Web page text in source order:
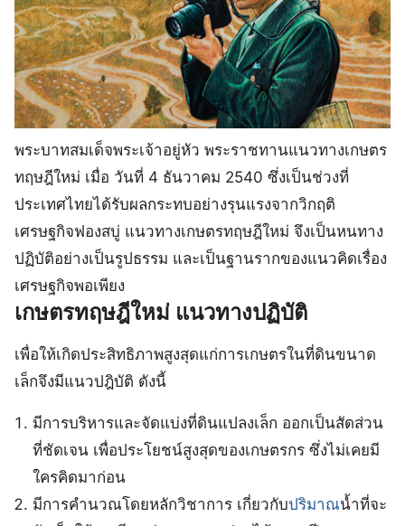
พระบาทสมเด็จพระเจ้าอยู่หัว พระราชทานแนวทางเกษตร
ทฤษฎีใหม่ เมื่อ วันที่ 4 ธันวาคม 2540 ซึ่งเป็นช่วงที่
ประเทศไทยได้รับผลกระทบอย่างรุนแรงจากวิกฤติ
เศรษฐกิจฟองสบู่ แนวทางเกษตรทฤษฎีใหม่ จึงเป็นหนทาง
ปฏิบัติอย่างเป็นรูปธรรม และเป็นฐานรากของแนวคิดเรื่อง
เศรษฐกิจพอเพียง
เกษตรทฤษฎีใหม่ แนวทางปฏิบัติ
เพื่อให้เกิดประสิทธิภาพสูงสุดแก่การเกษตรในที่ดินขนาด
เล็กจึงมีแนวปฎิบัติ ดังนี้
มีการบริหารและจัดแบ่งที่ดินแปลงเล็ก ออกเป็นสัดส่วน
ที่ชัดเจน เพื่อประโยชน์สูงสุดของเกษตรกร ซึ่งไม่เคยมี
ใครคิดมาก่อน
มีการคำนวณโดยหลักวิชาการ เกี่ยวกับปริมาณน้ำที่จะ